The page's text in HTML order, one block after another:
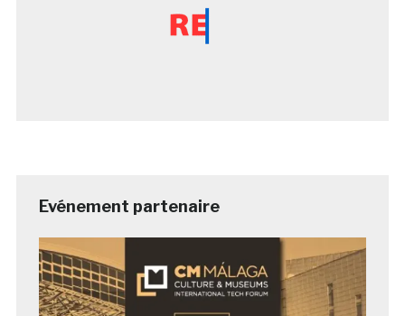
Evénement partenaire